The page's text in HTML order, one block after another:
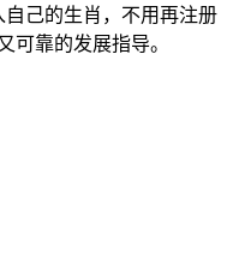
己的生肖，不用再注册
靠的发展指导。